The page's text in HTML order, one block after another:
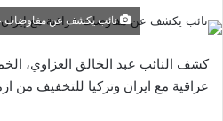
إلكترونيا
نائب يكشف عن مفاوضات
كشف النائب عبد الخالق العزاوي،
عراقية مع ايران وتركيا للتخفيف من